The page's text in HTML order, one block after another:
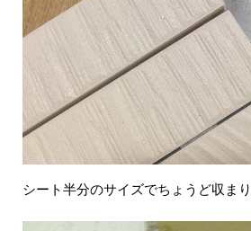
シート半分のサイズでちょうど収まり